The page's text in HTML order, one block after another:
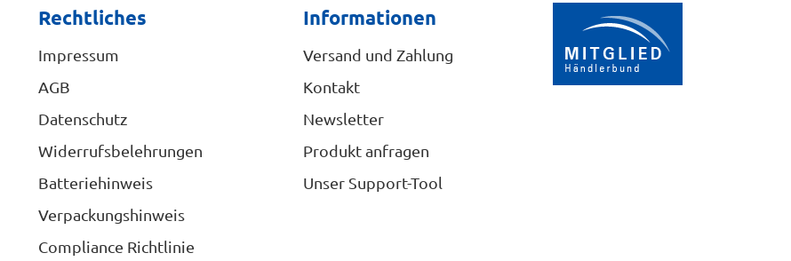
Rechtliches
Impressum
AGB
Datenschutz
Widerrufsbelehrungen
Batteriehinweis
Verpackungshinweis
Compliance Richtlinie
Informationen
Versand und Zahlung
Kontakt
Newsletter
Produkt anfragen
Unser Support-Tool